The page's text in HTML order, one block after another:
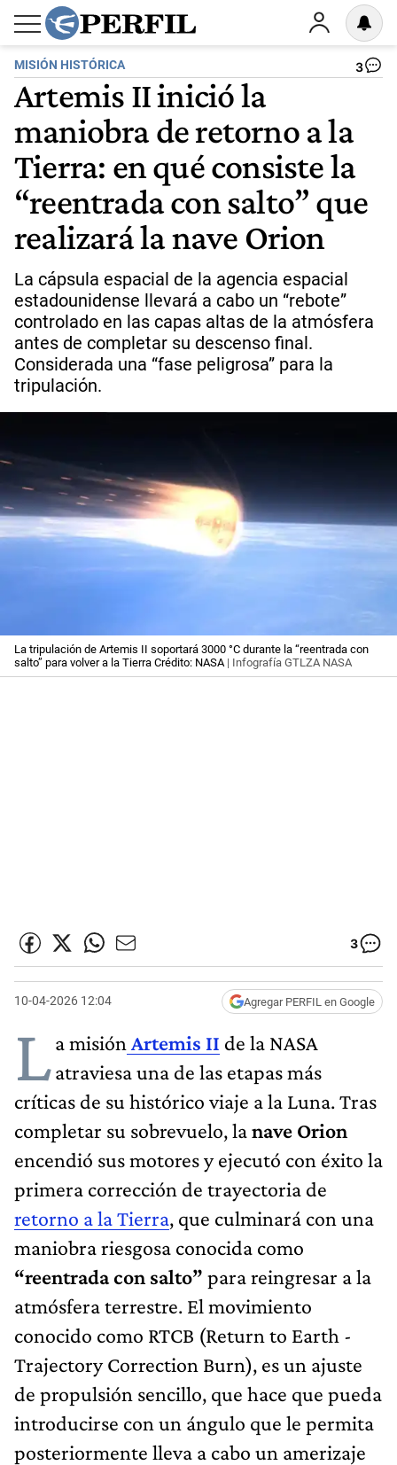
MISIÓN HISTÓRICA 3
Artemis II inició la
maniobra de retorno a la
Tierra: en qué consiste la
“reentrada con salto” que
realizará la nave Orion
La cápsula espacial de la agencia espacial
estadounidense llevará a cabo un “rebote”
controlado en las capas altas de la atmósfera
antes de completar su descenso final.
Considerada una “fase peligrosa” para la
tripulación.
La tripulación de Artemis II soportará 3000 °C durante la “reentrada con
salto” para volver a la Tierra Crédito: NASA| Infografía GTLZA NASA
3
10-04-2026 12:04 Agregar PERFIL en Google
La misión Artemis II de la NASA
atraviesa una de las etapas más
críticas de su histórico viaje a la Luna. Tras
completar su sobrevuelo, lanave Orion
encendió sus motores y ejecutó con éxito la
primera corrección de trayectoria de
retorno a la Tierra, que culminará con una
maniobra riesgosa conocida como
“reentrada con salto” para reingresar a la
atmósfera terrestre. El movimiento
conocido como RTCB (Return to Earth -
Trajectory Correction Burn), es un ajuste
de propulsión sencillo, que hace que pueda
introducirse con un ángulo que le permita
posteriormente lleva a cabo un amerizaje